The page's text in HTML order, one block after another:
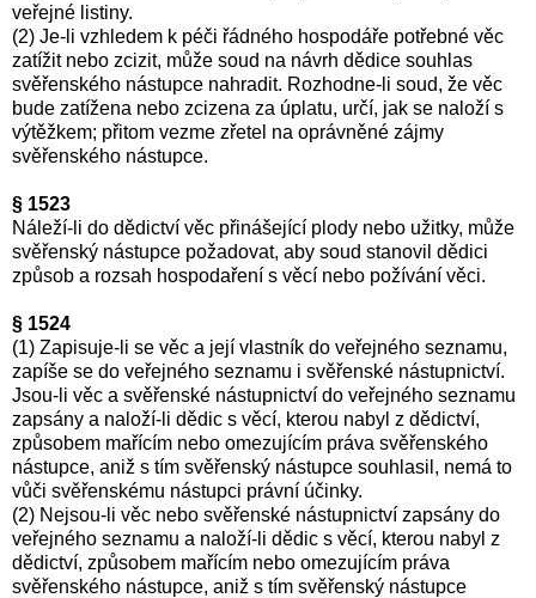
veřejné listiny.
(2) Je-li vzhledem k péči řádného hospodáře potřebné věc
zatížit nebo zcizit, může soud na návrh dědice souhlas
svěřenského nástupce nahradit. Rozhodne-li soud, že věc
bude zatížena nebo zcizena za úplatu, určí, jak se naloží s
výtěžkem; přitom vezme zřetel na oprávněné zájmy
svěřenského nástupce.
§ 1523
Náleží-li do dědictví věc přinášející plody nebo užitky, může
svěřenský nástupce požadovat, aby soud stanovil dědici
způsob a rozsah hospodaření s věcí nebo požívání věci.
§ 1524
(1) Zapisuje-li se věc a její vlastník do veřejného seznamu,
zapíše se do veřejného seznamu i svěřenské nástupnictví.
Jsou-li věc a svěřenské nástupnictví do veřejného seznamu
zapsány a naloží-li dědic s věcí, kterou nabyl z dědictví,
způsobem mařícím nebo omezujícím práva svěřenského
nástupce, aniž s tím svěřenský nástupce souhlasil, nemá to
vůči svěřenskému nástupci právní účinky.
(2) Nejsou-li věc nebo svěřenské nástupnictví zapsány do
veřejného seznamu a naloží-li dědic s věcí, kterou nabyl z
dědictví, způsobem mařícím nebo omezujícím práva
svěřenského nástupce, aniž s tím svěřenský nástupce